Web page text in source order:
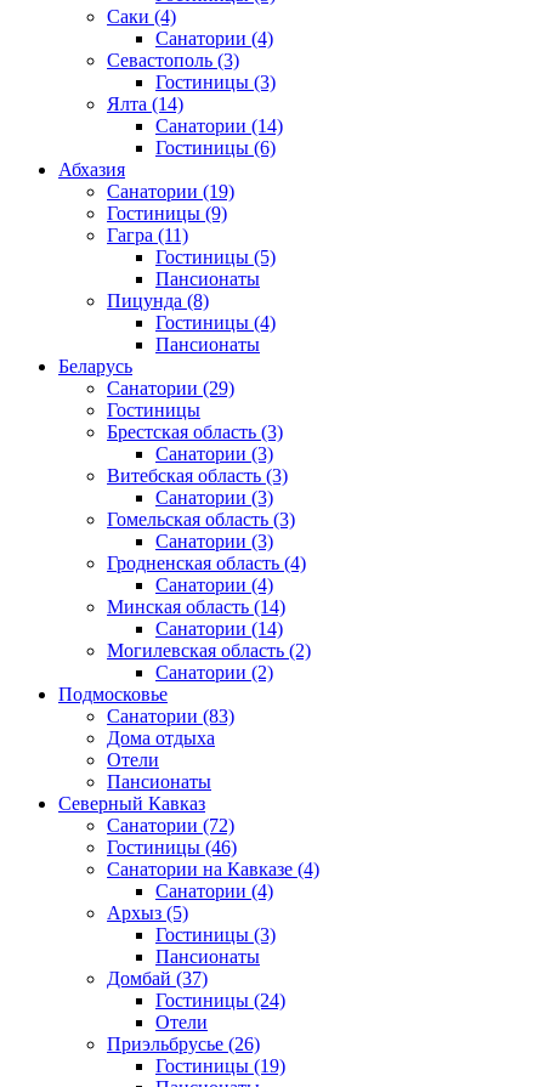
Саки (4)
Санатории (4)
Севастополь (3)
Гостиницы (3)
Ялта (14)
Санатории (14)
Гостиницы (6)
Абхазия
Санатории (19)
Гостиницы (9)
Гагра (11)
Гостиницы (5)
Пансионаты
Пицунда (8)
Гостиницы (4)
Пансионаты
Беларусь
Санатории (29)
Гостиницы
Брестская область (3)
Санатории (3)
Витебская область (3)
Санатории (3)
Гомельская область (3)
Санатории (3)
Гродненская область (4)
Санатории (4)
Минская область (14)
Санатории (14)
Могилевская область (2)
Санатории (2)
Подмосковье
Санатории (83)
Дома отдыха
Отели
Пансионаты
Северный Кавказ
Санатории (72)
Гостиницы (46)
Санатории на Кавказе (4)
Санатории (4)
Архыз (5)
Гостиницы (3)
Пансионаты
Домбай (37)
Гостиницы (24)
Отели
Приэльбрусье (26)
Гостиницы (19)